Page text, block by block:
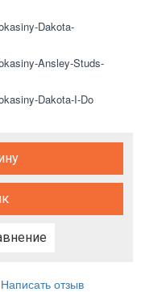
Написать отзыв